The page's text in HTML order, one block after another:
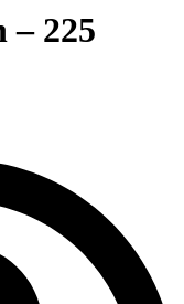
– 225